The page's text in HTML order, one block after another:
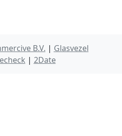
B.V. | Glasvezel
| 2Date